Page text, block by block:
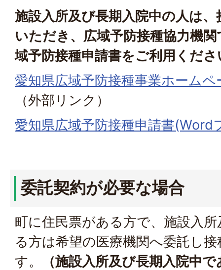
施設入所及び長期入院中の人は
いただき、広域予防接種協力機
域予防接種申請書をご利用くださ
愛知県広域予防接種事業ホームペ
（外部リンク）
愛知県広域予防接種申請書(Word
委託契約が必要な場合
町に住民票がある方で、施設入
る方は希望の医療機関へ委託し
す。
（施設入所及び長期入院中